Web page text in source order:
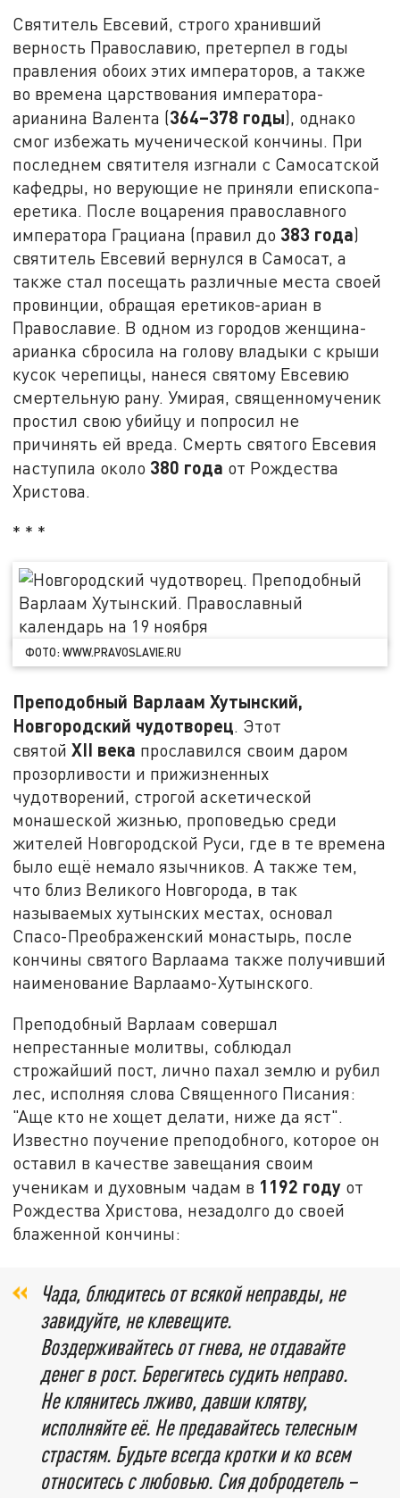
Святитель Евсевий, строго хранивший
верность Православию, претерпел в годы
правления обоих этих императоров, а также
во времена царствования императора-
арианина Валента (364–378 годы), однако
смог избежать мученической кончины. При
последнем святителя изгнали с Самосатской
кафедры, но верующие не приняли епископа-
еретика. После воцарения православного
императора Грациана (правил до 383 года)
святитель Евсевий вернулся в Самосат, а
также стал посещать различные места своей
провинции, обращая еретиков-ариан в
Православие. В одном из городов женщина-
арианка сбросила на голову владыки с крыши
кусок черепицы, нанеся святому Евсевию
смертельную рану. Умирая, священномученик
простил свою убийцу и попросил не
причинять ей вреда. Смерть святого Евсевия
наступила около 380 года от Рождества
Христова.
* * *
ФОТО: WWW.PRAVOSLAVIE.RU
Преподобный Варлаам Хутынский,
Новгородский чудотворец. Этот
святойXII века прославился своим даром
прозорливости и прижизненных
чудотворений, строгой аскетической
монашеской жизнью, проповедью среди
жителей Новгородской Руси, где в те времена
было ещё немало язычников. А также тем,
что близ Великого Новгорода, в так
называемых хутынских местах, основал
Спасо-Преображенский монастырь, после
кончины святого Варлаама также получивший
наименование Варлаамо-Хутынского.
Преподобный Варлаам совершал
непрестанные молитвы, соблюдал
строжайший пост, лично пахал землю и рубил
лес, исполняя слова Священного Писания:
"Аще кто не хощет делати, ниже да яст".
Известно поучение преподобного, которое он
оставил в качестве завещания своим
ученикам и духовным чадам в 1192 году от
Рождества Христова, незадолго до своей
блаженной кончины:
Чада, блюдитесь от всякой неправды, не
завидуйте, не клевещите.
Воздерживайтесь от гнева, не отдавайте
денег в рост. Берегитесь судить неправо.
Не клянитесь лживо, давши клятву,
исполняйте её. Не предавайтесь телесным
страстям. Будьте всегда кротки и ко всем
относитесь с любовью. Сия добродетель –